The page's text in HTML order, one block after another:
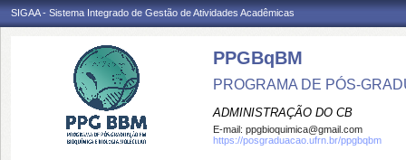
SIGAA - Sistema Integrado de Gestão de Atividades Acadêmicas
PPGBqBM
PROGRAMA DE PÓS-
ADMINISTRAÇÃO DO CB
E-mail: ppgbioquimica@gmail.com
https://posgraduacao.ufrn.br/ppgbqbm